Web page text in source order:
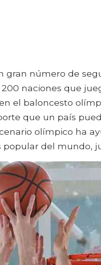
gran número de
naciones que
el baloncesto
que un país
olímpico ha
del mundo,